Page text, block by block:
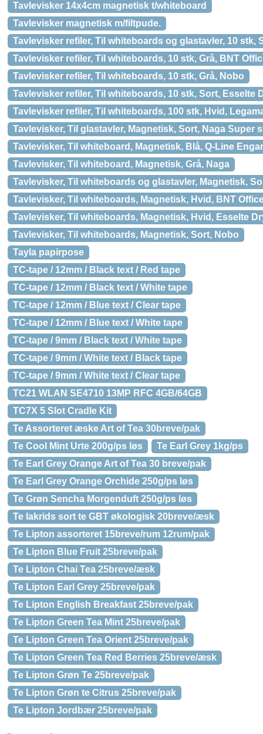
Tavlevisker 14x4cm magnetisk t/whiteboard
Tavlevisker magnetisk m/filtpude.
Tavlevisker refiler, Til whiteboards og glastavler, 10 stk,
Tavlevisker refiler, Til whiteboards, 10 stk, Grå, BNT
Tavlevisker refiler, Til whiteboards, 10 stk, Grå, Nobo
Tavlevisker refiler, Til whiteboards, 10 stk, Sort, Esselte
Tavlevisker refiler, Til whiteboards, 100 stk, Hvid,
Tavlevisker, Til glastavler, Magnetisk, Sort, Naga Super
Tavlevisker, Til whiteboard, Magnetisk, Blå, Q-Line
Tavlevisker, Til whiteboard, Magnetisk, Grå, Naga
Tavlevisker, Til whiteboards og glastavler, Magnetisk,
Tavlevisker, Til whiteboards, Magnetisk, Hvid, BNT
Tavlevisker, Til whiteboards, Magnetisk, Hvid, Esselte
Tavlevisker, Til whiteboards, Magnetisk, Sort, Nobo
Tayla papirpose
TC-tape / 12mm / Black text / Red tape
TC-tape / 12mm / Black text / White tape
TC-tape / 12mm / Blue text / Clear tape
TC-tape / 12mm / Blue text / White tape
TC-tape / 9mm / Black text / White tape
TC-tape / 9mm / White text / Black tape
TC-tape / 9mm / White text / Clear tape
TC21 WLAN SE4710 13MP RFC 4GB/64GB
TC7X 5 Slot Cradle Kit
Te Assorteret æske Art of Tea 30breve/pak
Te Cool Mint Urte 200g/ps løs
Te Earl Grey 1kg/ps
Te Earl Grey Orange Art of Tea 30 breve/pak
Te Earl Grey Orange Orchide 250g/ps løs
Te Grøn Sencha Morgenduft 250g/ps løs
Te lakrids sort te GBT økologisk 20breve/æsk
Te Lipton assorteret 15breve/rum 12rum/pak
Te Lipton Blue Fruit 25breve/pak
Te Lipton Chai Tea 25breve/æsk
Te Lipton Earl Grey 25breve/pak
Te Lipton English Breakfast 25breve/pak
Te Lipton Green Tea Mint 25breve/pak
Te Lipton Green Tea Orient 25breve/pak
Te Lipton Green Tea Red Berries 25breve/æsk
Te Lipton Grøn Te 25breve/pak
Te Lipton Grøn te Citrus 25breve/pak
Te Lipton Jordbær 25breve/pak